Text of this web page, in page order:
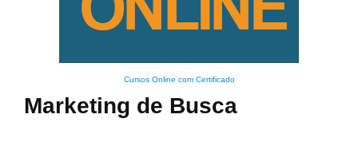
Cursos Online com Certificado
Marketing de Busca